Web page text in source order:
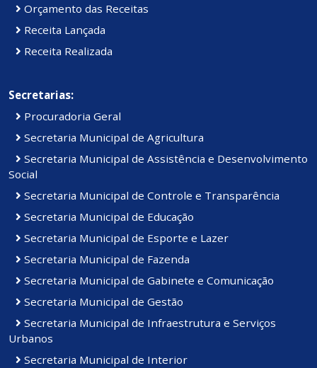
Orçamento das Receitas
Receita Lançada
Receita Realizada
Secretarias:
Procuradoria Geral
Secretaria Municipal de Agricultura
Secretaria Municipal de Assistência e Desenvolvimento
Social
Secretaria Municipal de Controle e Transparência
Secretaria Municipal de Educação
Secretaria Municipal de Esporte e Lazer
Secretaria Municipal de Fazenda
Secretaria Municipal de Gabinete e Comunicação
Secretaria Municipal de Gestão
Secretaria Municipal de Infraestrutura e Serviços
Urbanos
Secretaria Municipal de Interior